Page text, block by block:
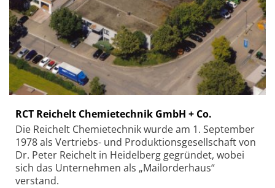
RCT Reichelt Chemietechnik GmbH + Co.
Die Reichelt Chemietechnik wurde am 1. September
1978 als Vertriebs- und Produktionsgesellschaft von
Dr. Peter Reichelt in Heidelberg gegründet, wobei
sich das Unternehmen als „Mailorderhaus“
verstand.